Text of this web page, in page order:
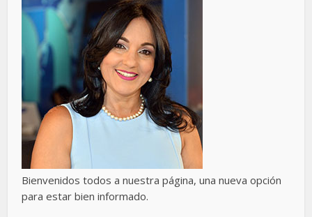
Bienvenidos todos a nuestra página, una nueva opción
para estar bien informado.